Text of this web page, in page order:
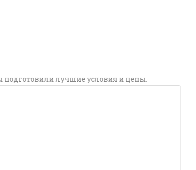
подготовили лучшие условия и цены.